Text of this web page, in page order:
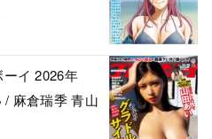
ーイ 2026年
/ 麻倉瑞季 青山